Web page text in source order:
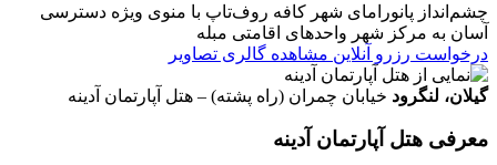
چشم‌انداز پانورامای شهر کافه روف‌تاپ با منوی ویژه دسترسی
آسان به مرکز شهر واحدهای اقامتی مبله
درخواست رزرو آنلاین مشاهده گالری تصاویر
گیلان، لنگرود خیابان چمران (راه پشته) – هتل آپارتمان آدینه
معرفی هتل آپارتمان آدینه